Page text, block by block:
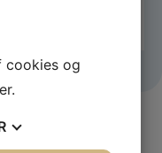
cookies og
.